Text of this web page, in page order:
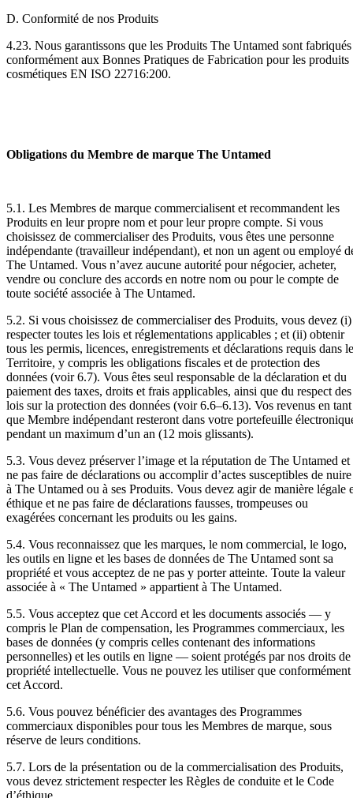
D. Conformité de nos Produits
4.23. Nous garantissons que les Produits The Untamed sont fabriqués
conformément aux Bonnes Pratiques de Fabrication pour les produits
cosmétiques EN ISO 22716:200.
Obligations du Membre de marque The Untamed
5.1. Les Membres de marque commercialisent et recommandent les
Produits en leur propre nom et pour leur propre compte. Si vous
choisissez de commercialiser des Produits, vous êtes une personne
indépendante (travailleur indépendant), et non un agent ou employé
The Untamed. Vous n’avez aucune autorité pour négocier, acheter,
vendre ou conclure des accords en notre nom ou pour le compte de
toute société associée à The Untamed.
5.2. Si vous choisissez de commercialiser des Produits, vous devez (i)
respecter toutes les lois et réglementations applicables ; et (ii) obtenir
tous les permis, licences, enregistrements et déclarations requis dans le
Territoire, y compris les obligations fiscales et de protection des
données (voir 6.7). Vous êtes seul responsable de la déclaration et du
paiement des taxes, droits et frais applicables, ainsi que du respect des
lois sur la protection des données (voir 6.6–6.13). Vos revenus en tant
que Membre indépendant resteront dans votre portefeuille
pendant un maximum d’un an (12 mois glissants).
5.3. Vous devez préserver l’image et la réputation de The Untamed et
ne pas faire de déclarations ou accomplir d’actes susceptibles de nuire
à The Untamed ou à ses Produits. Vous devez agir de manière légale
éthique et ne pas faire de déclarations fausses, trompeuses ou
exagérées concernant les produits ou les gains.
5.4. Vous reconnaissez que les marques, le nom commercial, le logo,
les outils en ligne et les bases de données de The Untamed sont sa
propriété et vous acceptez de ne pas y porter atteinte. Toute la valeur
associée à « The Untamed » appartient à The Untamed.
5.5. Vous acceptez que cet Accord et les documents associés — y
compris le Plan de compensation, les Programmes commerciaux, les
bases de données (y compris celles contenant des informations
personnelles) et les outils en ligne — soient protégés par nos droits de
propriété intellectuelle. Vous ne pouvez les utiliser que conformément
cet Accord.
5.6. Vous pouvez bénéficier des avantages des Programmes
commerciaux disponibles pour tous les Membres de marque, sous
réserve de leurs conditions.
5.7. Lors de la présentation ou de la commercialisation des Produits,
vous devez strictement respecter les Règles de conduite et le Code
d’éthique.